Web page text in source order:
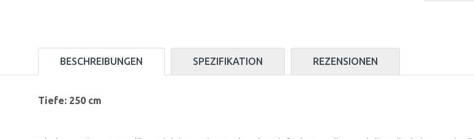
BESCHREIBUNGEN SPEZIFIKATION REZENSIONEN
Tiefe: 250 cm